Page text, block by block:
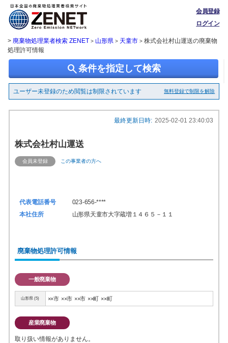
会員登録
ログイン
> 廃棄物処理業者検索 ZENET > 山形県 > 天童市> 株式会社村山運送の廃棄物
処理許可情報
search条件を指定して検索
ユーザー未登録のため閲覧は制限されています 無料登録で制限を解除
最終更新日時: 2025-02-01 23:40:03
株式会社村山運送
会員未登録 この事業者の方へ
代表電話番号
023-656-****
本社住所
山形県天童市大字蔵増１４６５－１１
廃棄物処理許可情報
一般廃棄物
山形県 (5) ××市 ××市 ××市 ××町 ××町
産業廃棄物
取り扱い情報がありません。